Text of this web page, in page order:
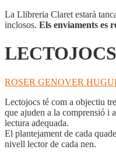
La Llibreria Claret estarà
inclosos. Els enviaments es
ROSER GENOVER
Lectojocs té com a objectiu
que ajuden a la comprensió i
lectura adequada.
El plantejament de cada
nivell lector de cada nen.